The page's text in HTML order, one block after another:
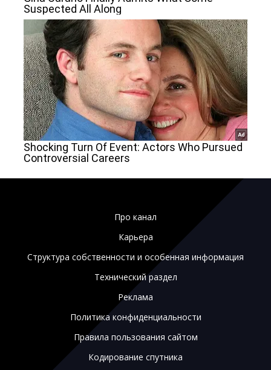
Про канал
Карьера
Структура собственности и особенная информация
Технический раздел
Реклама
Политика конфиденциальности
Правила пользования сайтом
Кодирование спутника